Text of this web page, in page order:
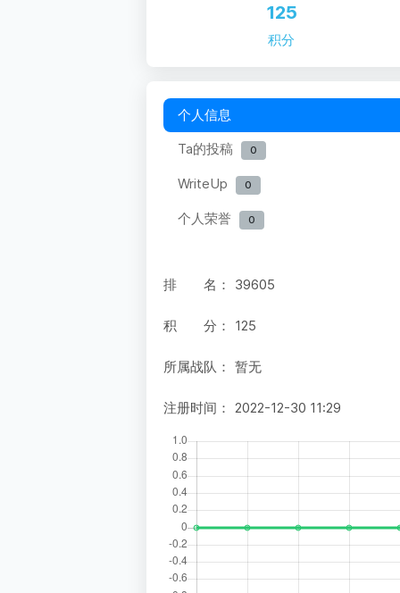
125
积分
个人信息
Ta的投稿
0
WriteUp 0
个人荣誉 0
排 名： 39605
积 分： 125
所属战队： 暂无
注册时间： 2022-12-30 11:29